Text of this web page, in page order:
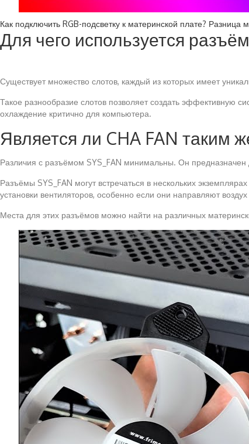
Как подключить RGB-подсветку к материнской плате? Разница
Для чего используется
Существует множество слотов, каждый из которых имеет
Такое разнообразие слотов позволяет создать эффективную
охлаждение критично для компьютера.
Является ли CHA FAN таким
Различия с разъёмом SYS_FAN минимальны. Он предназначен
Разъёмы SYS_FAN могут встречаться в нескольких
установки вентиляторов, особенно если они направляют воздух
Места для этих разъёмов можно найти на различных